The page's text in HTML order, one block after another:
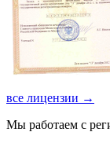
все лицензии →
Мы работаем с